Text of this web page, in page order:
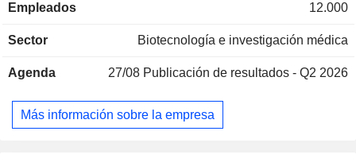
Tevimbra y Pamiparib. Brukinsa es un inhibidor de molécula
administra por vía oral. Tevimbra es un anticuerpo
contra la proteína 1 de muerte celular programada (PD-1),
Está diseñado para minimizar la unión a los receptores Fc-
gamma (Fcy) de los macrófagos, lo que ayuda a las células
Empleados 12.000
Sector Biotecnología e investigación médica
Agenda 27/08 Publicación de resultados - Q2 2026
Más información sobre la empresa